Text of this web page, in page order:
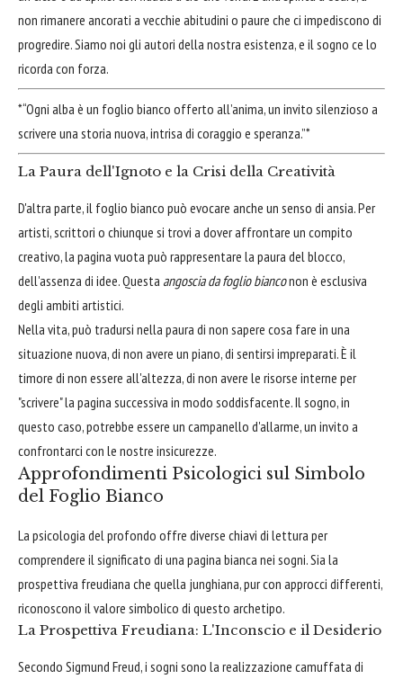
non rimanere ancorati a vecchie abitudini o paure che ci impediscono di
progredire. Siamo noi gli autori della nostra esistenza, e il sogno ce lo
ricorda con forza.
*“Ogni alba è un foglio bianco offerto all’anima, un invito silenzioso a
scrivere una storia nuova, intrisa di coraggio e speranza.”*
La Paura dell'Ignoto e la Crisi della Creatività
D'altra parte, il foglio bianco può evocare anche un senso di ansia. Per
artisti, scrittori o chiunque si trovi a dover affrontare un compito
creativo, la pagina vuota può rappresentare la paura del blocco,
dell'assenza di idee. Questa angoscia da foglio bianconon è esclusiva
degli ambiti artistici.
Nella vita, può tradursi nella paura di non sapere cosa fare in una
situazione nuova, di non avere un piano, di sentirsi impreparati. È il
timore di non essere all'altezza, di non avere le risorse interne per
"scrivere" la pagina successiva in modo soddisfacente. Il sogno, in
questo caso, potrebbe essere un campanello d'allarme, un invito a
confrontarci con le nostre insicurezze.
Approfondimenti Psicologici sul Simbolo
del Foglio Bianco
La psicologia del profondo offre diverse chiavi di lettura per
comprendere il significato di una pagina bianca nei sogni. Sia la
prospettiva freudiana che quella junghiana, pur con approcci differenti,
riconoscono il valore simbolico di questo archetipo.
La Prospettiva Freudiana: L'Inconscio e il Desiderio
Secondo Sigmund Freud, i sogni sono la realizzazione camuffata di